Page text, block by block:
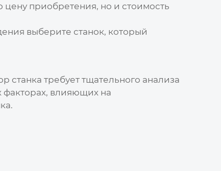
цену приобретения, но и стоимость
выберите станок, который
станка требует тщательного анализа
факторах, влияющих на